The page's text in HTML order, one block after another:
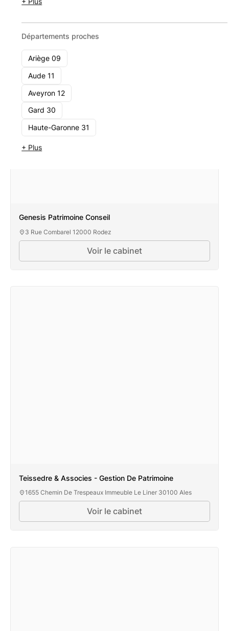
Départements proches
Ariège 09
Aude 11
Aveyron 12
Gard 30
Haute-Garonne 31
+ Plus
Genesis Patrimoine Conseil
3 Rue Combarel 12000 Rodez
Voir le cabinet
Teissedre & Associes - Gestion De Patrimoine
1655 Chemin De Trespeaux Immeuble Le Liner 30100 Ales
Voir le cabinet